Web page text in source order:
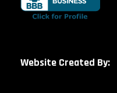
Website Created By: